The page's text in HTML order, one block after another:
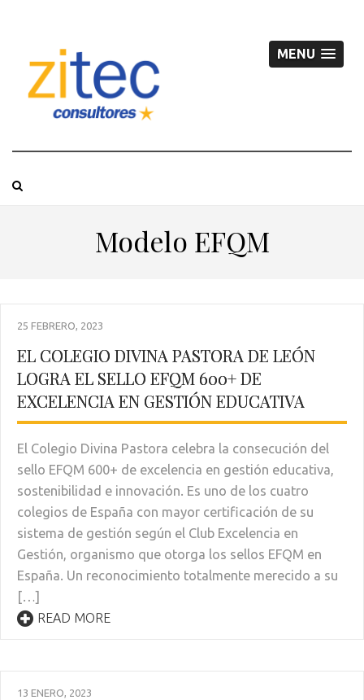
MENU
Modelo EFQM
25 FEBRERO, 2023
EL COLEGIO DIVINA PASTORA DE LEÓN
LOGRA EL SELLO EFQM 600+ DE
EXCELENCIA EN GESTIÓN EDUCATIVA
El Colegio Divina Pastora celebra la consecución del
sello EFQM 600+ de excelencia en gestión educativa,
sostenibilidad e innovación. Es uno de los cuatro
colegios de España con mayor certificación de su
sistema de gestión según el Club Excelencia en
Gestión, organismo que otorga los sellos EFQM en
España. Un reconocimiento totalmente merecido a su
[…]
READ MORE
13 ENERO, 2023